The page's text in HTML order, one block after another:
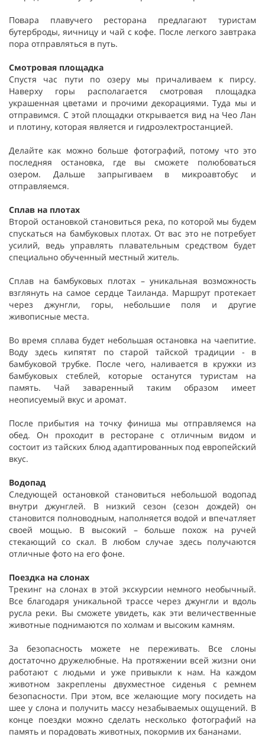
Повара плавучего ресторана предлагают туристам
бутерброды, яичницу и чай с кофе. После легкого завтрака
пора отправляться в путь.
Смотровая площадка
Спустя час пути по озеру мы причаливаем к пирсу.
Наверху горы располагается смотровая площадка
украшенная цветами и прочими декорациями. Туда мы и
отправимся. С этой площадки открывается вид на Чео Лан
и плотину, которая является и гидроэлектростанцией.
Делайте как можно больше фотографий, потому что это
последняя остановка, где вы сможете полюбоваться
озером. Дальше запрыгиваем в микроавтобус и
отправляемся.
Сплав на плотах
Второй остановкой становиться река, по которой мы будем
спускаться на бамбуковых плотах. От вас это не потребует
усилий, ведь управлять плавательным средством будет
специально обученный местный житель.
Сплав на бамбуковых плотах – уникальная возможность
взглянуть на самое сердце Таиланда. Маршрут протекает
через джунгли, горы, небольшие поля и другие
живописные места.
Во время сплава будет небольшая остановка на чаепитие.
Воду здесь кипятят по старой тайской традиции - в
бамбуковой трубке. После чего, наливается в кружки из
бамбуковых стеблей, которые останутся туристам на
память. Чай заваренный таким образом имеет
неописуемый вкус и аромат.
После прибытия на точку финиша мы отправляемся на
обед. Он проходит в ресторане с отличным видом и
состоит из тайских блюд адаптированных под европейский
вкус.
Водопад
Следующей остановкой становиться небольшой водопад
внутри джунглей. В низкий сезон (сезон дождей) он
становится полноводным, наполняется водой и впечатляет
своей мощью. В высокий – больше похож на ручей
стекающий со скал. В любом случае здесь получаются
отличные фото на его фоне.
Поездка на слонах
Трекинг на слонах в этой экскурсии немного необычный.
Все благодаря уникальной трассе через джунгли и вдоль
русла реки. Вы сможете увидеть, как эти величественные
животные поднимаются по холмам и высоким камням.
За безопасность можете не переживать. Все слоны
достаточно дружелюбные. На протяжении всей жизни они
работают с людьми и уже привыкли к нам. На каждом
животном закреплены двухместное сиденья с ремнем
безопасности. При этом, все желающие могу посидеть на
шее у слона и получить массу незабываемых ощущений. В
конце поездки можно сделать несколько фотографий на
память и порадовать животных, покормив их бананами.